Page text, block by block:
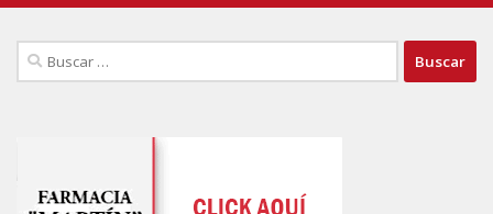
Buscar: